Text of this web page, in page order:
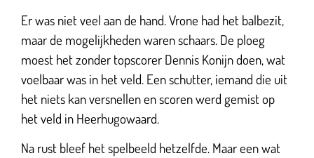
Er was niet veel aan de hand. Vrone had het balbezit,
maar de mogelijkheden waren schaars. De ploeg
moest het zonder topscorer Dennis Konijn doen, wat
voelbaar was in het veld. Een schutter, iemand die uit
het niets kan versnellen en scoren werd gemist op
het veld in Heerhugowaard.
Na rust bleef het spelbeeld hetzelfde. Maar een wat